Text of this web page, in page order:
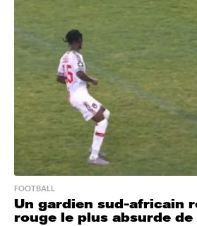
o
FOOTBALL
Un gardien sud-africain
rouge le plus absurde de